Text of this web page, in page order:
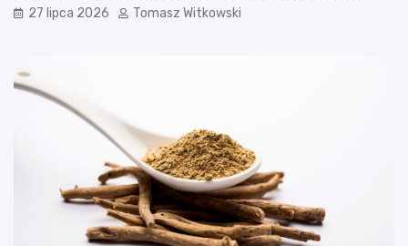
27 lipca 2026 Tomasz Witkowski